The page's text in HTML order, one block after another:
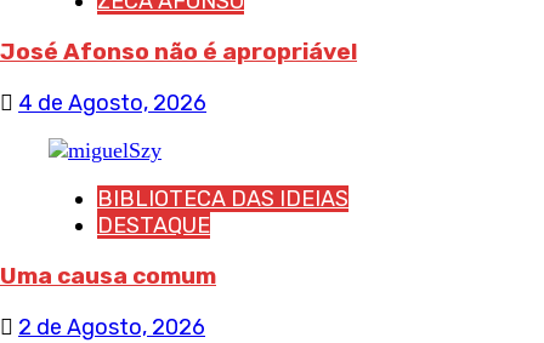
José Afonso não é apropriável
4 de Agosto, 2026
BIBLIOTECA DAS IDEIAS
DESTAQUE
Uma causa comum
2 de Agosto, 2026